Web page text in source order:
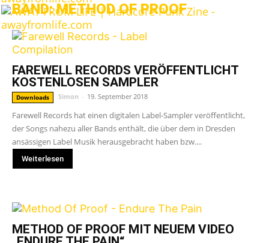
BAND: METHOD OF PROOF
FAREWELL RECORDS VERÖFFENTLICHT
KOSTENLOSEN SAMPLER
Downloads Simon - 19. September 2018
Farewell Records hat einen digitalen Label-Sampler veröffentlicht,
der Songs nahezu aller Bands enthält, die über dem in Dresden
ansässigen Label Musik herausgebracht haben bzw....
Weiterlesen
METHOD OF PROOF MIT NEUEM VIDEO